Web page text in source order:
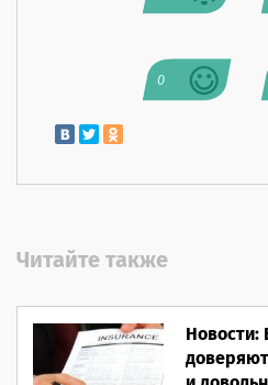
0
Читайте также
Новости: